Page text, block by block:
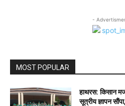
-
MOST POPULAR
हाथरस: किसान
सूत्रीय ज्ञापन